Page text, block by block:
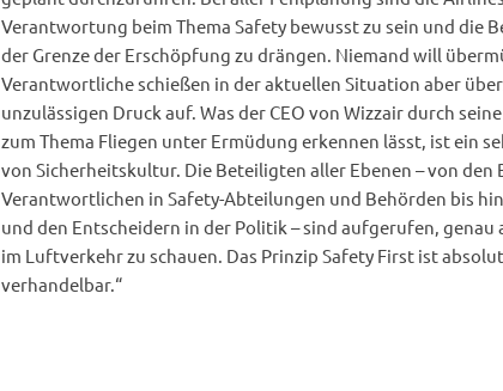
Verantwortung beim Thema Safety bewusst zu sein und die
der Grenze der Erschöpfung zu drängen. Niemand will
Verantwortliche schießen in der aktuellen Situation aber
unzulässigen Druck auf. Was der CEO von Wizzair durch
zum Thema Fliegen unter Ermüdung erkennen lässt, ist ein
von Sicherheitskultur. Die Beteiligten aller Ebenen – von
Verantwortlichen in Safety-Abteilungen und Behörden bis
und den Entscheidern in der Politik – sind aufgerufen,
im Luftverkehr zu schauen. Das Prinzip Safety First ist
verhandelbar.“